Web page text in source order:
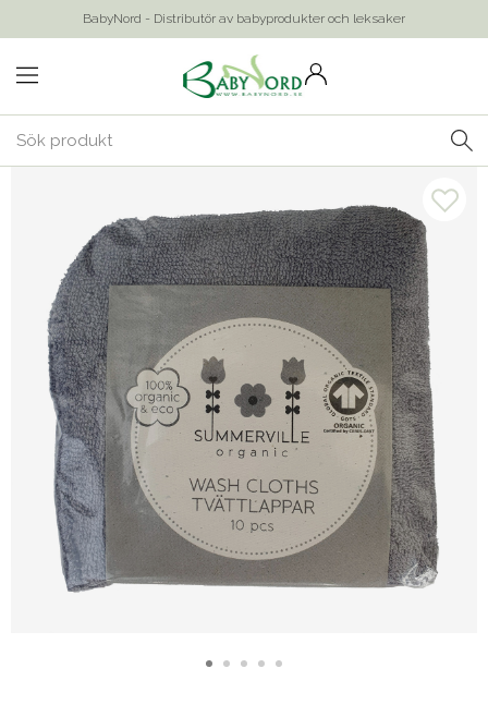
BabyNord - Distributör av babyprodukter och leksaker